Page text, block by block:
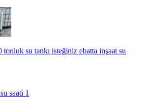
su tankı isteğiniz ebatta inşaat su